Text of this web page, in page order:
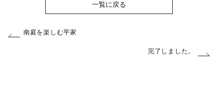
一覧に戻る
南庭を楽しむ平家
完了しました。